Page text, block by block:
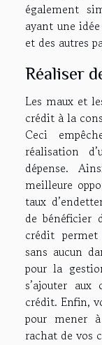
également
ayant une
et des autres
Réaliser
Les maux et
crédit à la
Ceci
réalisation
dépense.
meilleure
taux
de bénéficier
crédit
sans aucun
pour la
s’ajouter
crédit. Enfin,
pour mener
rachat de vos